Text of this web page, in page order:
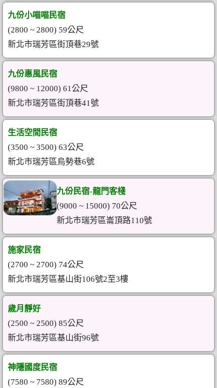
九份小喵喵民宿
(2800 ~ 2800) 59公尺
新北市瑞芳區街頂巷29號
九份惠風民宿
(9800 ~ 12000) 61公尺
新北市瑞芳區街頂巷41號
生活空間民宿
(3500 ~ 3500) 63公尺
新北市瑞芳區烏勢巷6號
九份民宿-龍門客棧
(9000 ~ 15000) 70公尺
新北市瑞芳區崙頂路110號
施家民宿
(2700 ~ 2700) 74公尺
新北市瑞芳區基山街106號2至3樓
歲月靜好
(2500 ~ 2500) 85公尺
新北市瑞芳區基山街96號
神隱國度民宿
(7580 ~ 7580) 89公尺